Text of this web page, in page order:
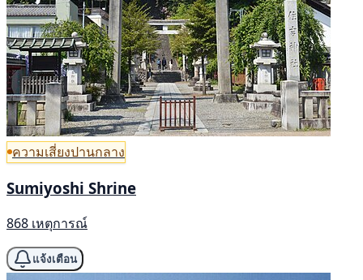
ความเสี่ยงปานกลาง
Sumiyoshi Shrine
868 เหตุการณ์
แจ้งเตือน